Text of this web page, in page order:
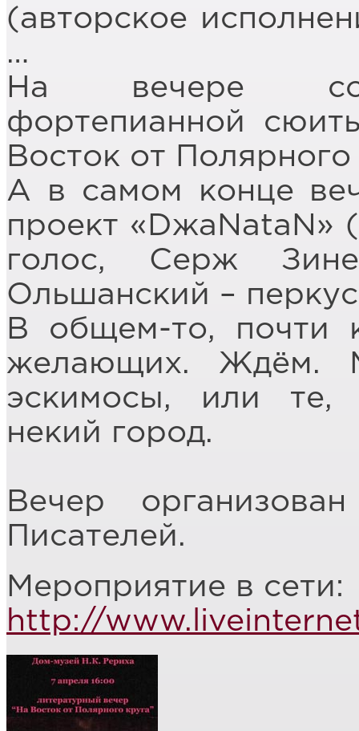
(авторское
…
На вечере
фортепианной
Восток от
А в самом конце
проект «DжаNataN»
голос, Серж
Ольшанский –
В общем-то, почти
желающих. Ждём.
эскимосы, или те,
некий город.
Вечер
Писателей.
Мероприятие в сети:
http://